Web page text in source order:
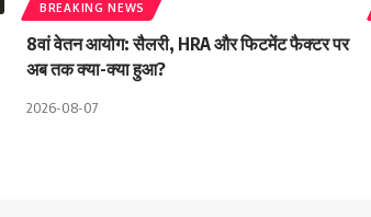
BREAKING NEWS
8वां वेतन आयोग: सैलरी, HRA और फिटमेंट फैक्टर पर
अब तक क्या-क्या हुआ?
2026-08-07